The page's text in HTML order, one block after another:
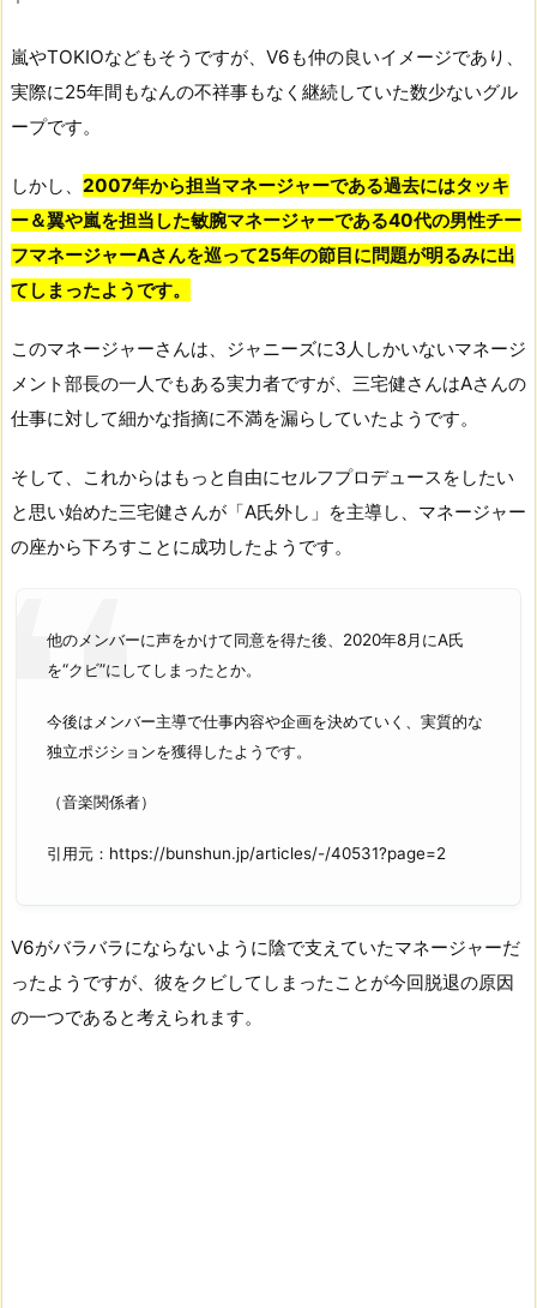
嵐やTOKIOなどもそうですが、V6も仲の良いイメージであり、
実際に25年間もなんの不祥事もなく継続していた数少ないグル
ープです。
しかし、 2007年から担当マネージャーである過去にはタッキ
ー＆翼や嵐を担当した敏腕マネージャーである40代の男性チー
フマネージャーAさんを巡って25年の節目に問題が明るみに出
てしまったようです。
このマネージャーさんは、ジャニーズに3人しかいないマネージ
メント部長の一人でもある実力者ですが、三宅健さんはAさんの
仕事に対して細かな指摘に不満を漏らしていたようです。
そして、これからはもっと自由にセルフプロデュースをしたい
と思い始めた三宅健さんが「A氏外し」を主導し、マネージャー
の座から下ろすことに成功したようです。
他のメンバーに声をかけて同意を得た後、2020年8月にA氏
を“クビ”にしてしまったとか。
今後はメンバー主導で仕事内容や企画を決めていく、実質的な
独立ポジションを獲得したようです。
（音楽関係者）
引用元：https://bunshun.jp/articles/-/40531?page=2
V6がバラバラにならないように陰で支えていたマネージャーだ
ったようですが、彼をクビしてしまったことが今回脱退の原因
の一つであると考えられます。